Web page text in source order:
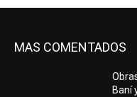
MAS COMENTADOS
Baní